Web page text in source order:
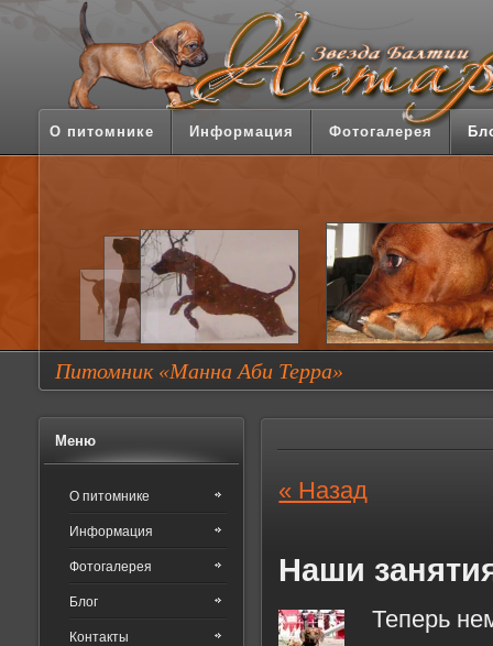
О питомнике Информация Фотогалерея
Питомник «Манна Аби Терра»
« Назад
Наши
Теперь
Меню
О питомнике
Информация
Фотогалерея
Блог
Контакты